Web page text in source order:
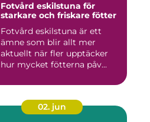
Fotvård eskilstuna för
starkare och friskare fötter
Fotvård eskilstuna är ett
ämne som blir allt mer
aktuellt när fler upptäcker
hur mycket fötterna påv...
02. jun